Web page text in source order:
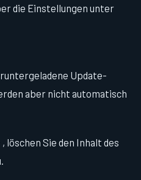
die Einstellungen unter
Update-
aber nicht automatisch
, löschen Sie den Inhalt des